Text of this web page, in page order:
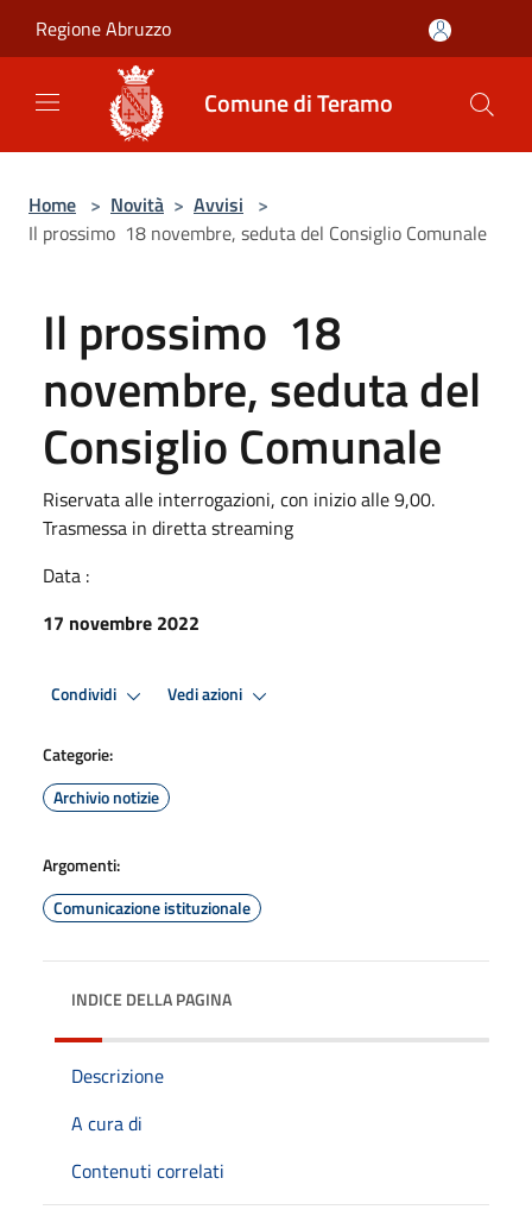
Regione Abruzzo
Comune di Teramo
Home > Novità > Avvisi >
Il prossimo 18 novembre, seduta del Consiglio Comunale
Il prossimo 18
novembre, seduta del
Consiglio Comunale
Riservata alle interrogazioni, con inizio alle 9,00.
Trasmessa in diretta streaming
Data :
17 novembre 2022
Condividi Vedi azioni
Categorie:
Archivio notizie
Argomenti:
Comunicazione istituzionale
INDICE DELLA PAGINA
Descrizione
A cura di
Contenuti correlati